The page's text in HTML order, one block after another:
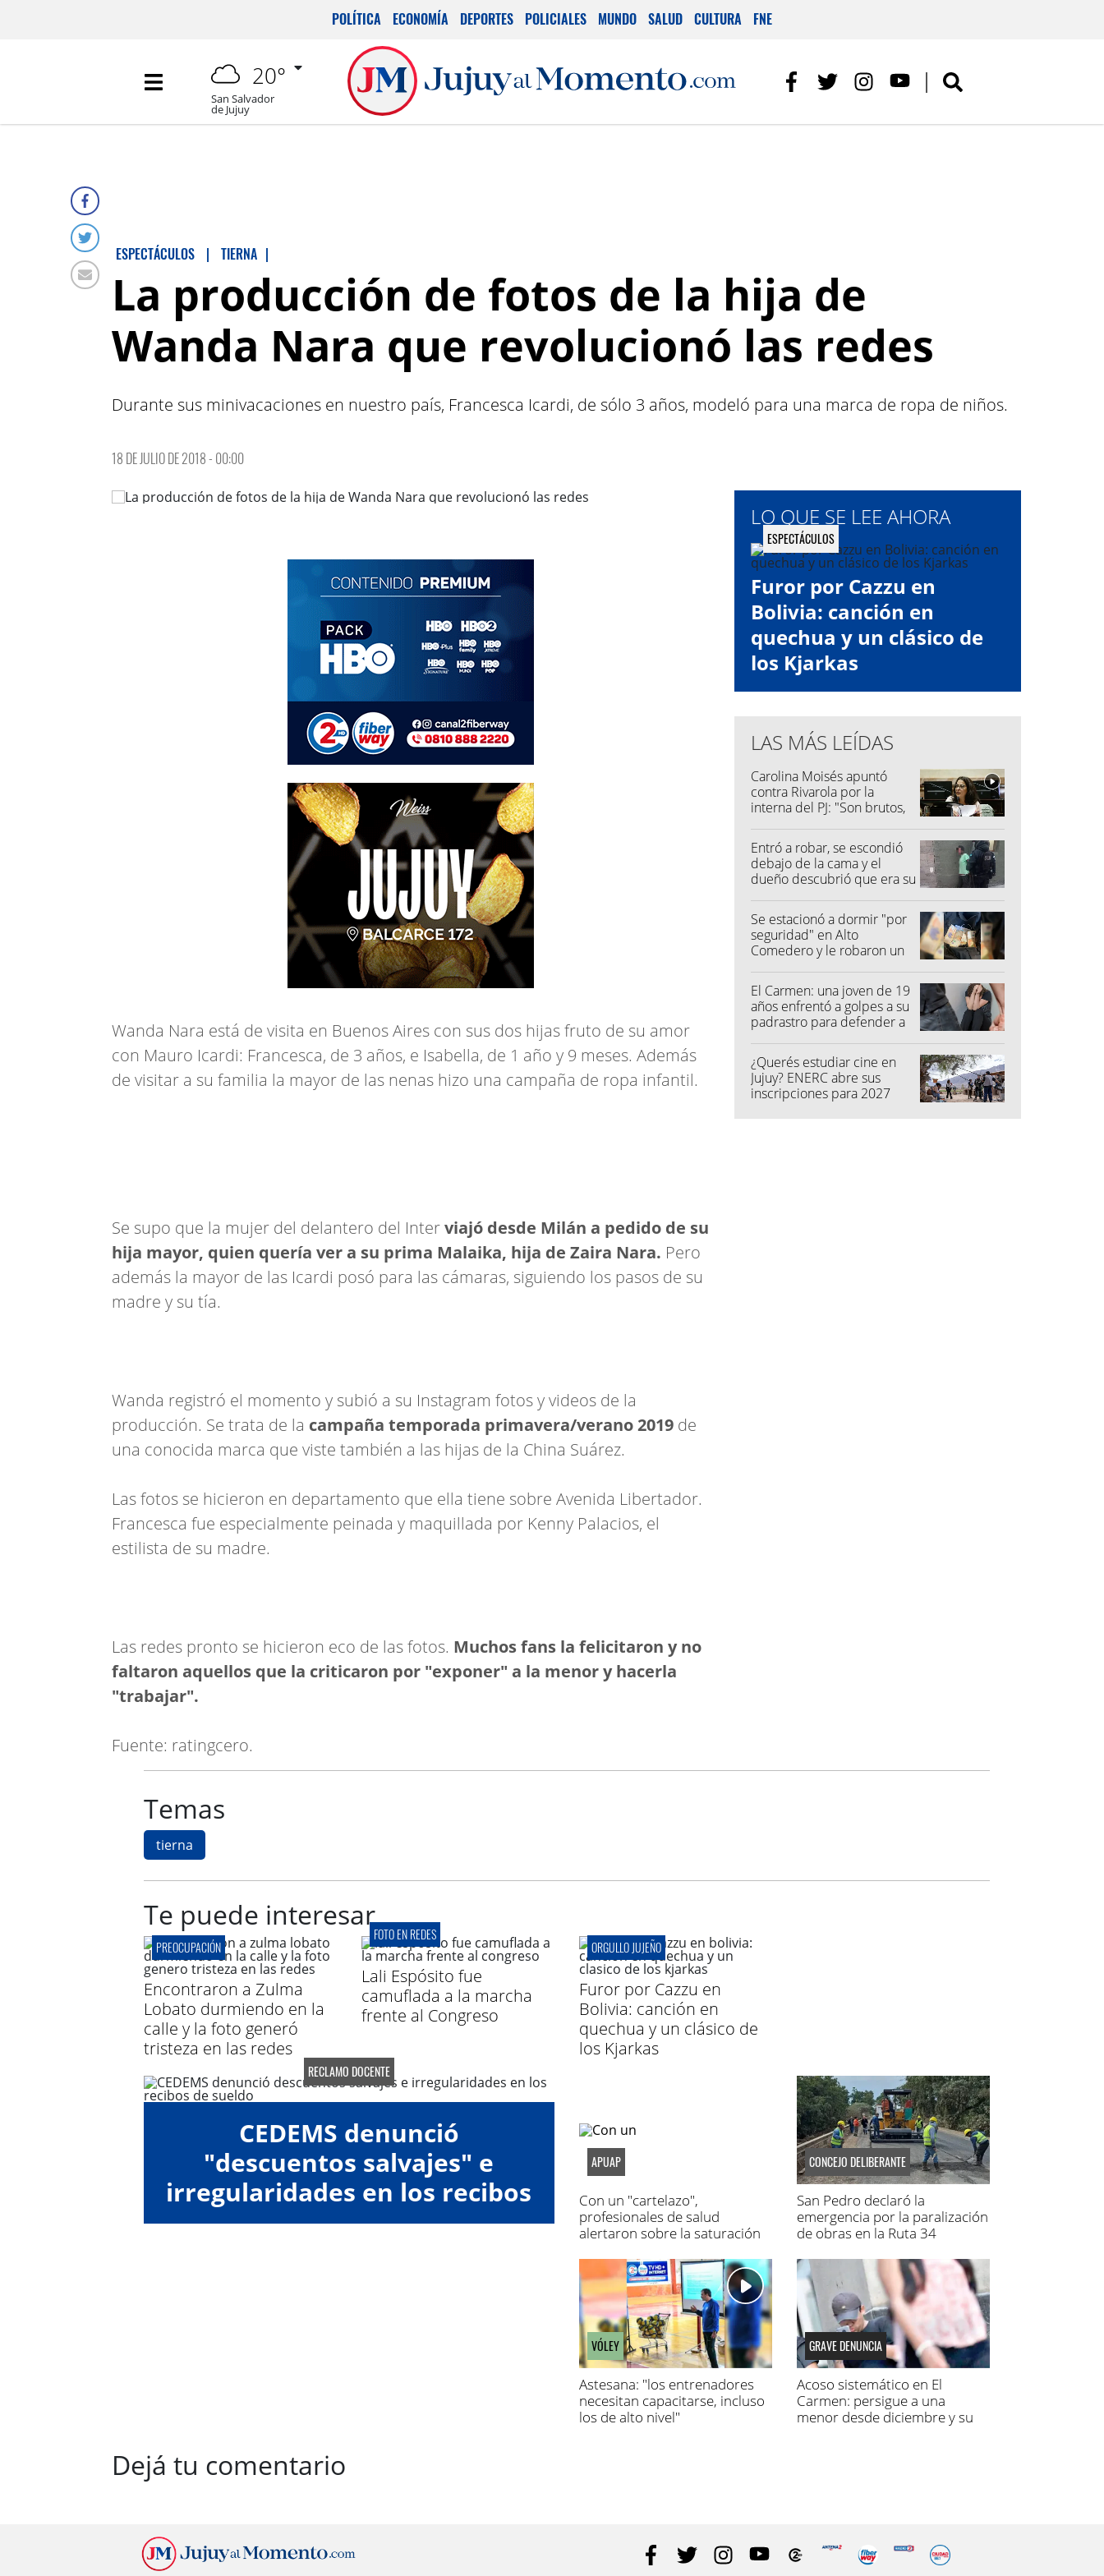
POLÍTICA ECONOMÍA DEPORTES POLICIALES MUNDO SALUD CULTURA FNE
20°
San Salvador
de Jujuy
ESPECTÁCULOS | TIERNA |
La producción de fotos de la hija de
Wanda Nara que revolucionó las redes
Durante sus minivacaciones en nuestro país, Francesca Icardi, de sólo 3 años, modeló para una marca de ropa de niños.
18 DE JULIO DE 2018 - 00:00
Wanda Nara está de visita en Buenos Aires con sus dos hijas fruto de su amor
con Mauro Icardi: Francesca, de 3 años, e Isabella, de 1 año y 9 meses. Además
de visitar a su familia la mayor de las nenas hizo una campaña de ropa infantil.
Se supo que la mujer del delantero del Interviajó desde Milán a pedido de su
hija mayor, quien quería ver a su prima Malaika, hija de Zaira Nara. Pero
además la mayor de las Icardi posó para las cámaras, siguiendo los pasos de su
madre y su tía.
Wanda registró el momento y subió a su Instagram fotos y videos de la
producción. Se trata de la campaña temporada primavera/verano 2019 de
una conocida marca que viste también a las hijas de la China Suárez.
Las fotos se hicieron en departamento que ella tiene sobre Avenida Libertador.
Francesca fue especialmente peinada y maquillada por Kenny Palacios, el
estilista de su madre.
Las redes pronto se hicieron eco de las fotos. Muchos fans la felicitaron y no
faltaron aquellos que la criticaron por "exponer" a la menor y hacerla
"trabajar".
Fuente: ratingcero.
LO QUE SE LEE AHORA
ESPECTÁCULOS
Furor por Cazzu en
Bolivia: canción en
quechua y un clásico de
los Kjarkas
LAS MÁS LEÍDAS
Carolina Moisés apuntó
contra Rivarola por la
interna del PJ: "Son brutos,
Entró a robar, se escondió
debajo de la cama y el
dueño descubrió que era su
Se estacionó a dormir "por
seguridad" en Alto
Comedero y le robaron un
El Carmen: una joven de 19
años enfrentó a golpes a su
padrastro para defender a
¿Querés estudiar cine en
Jujuy? ENERC abre sus
inscripciones para 2027
Temas
tierna
Te puede interesar
PREOCUPACIÓN
Encontraron a Zulma
Lobato durmiendo en la
calle y la foto generó
tristeza en las redes
FOTO EN REDES
Lali Espósito fue
camuflada a la marcha
frente al Congreso
ORGULLO JUJEÑO
Furor por Cazzu en
Bolivia: canción en
quechua y un clásico de
los Kjarkas
RECLAMO DOCENTE
CEDEMS denunció
"descuentos salvajes" e
irregularidades en los recibos
de sueldo
APUAP
Con un "cartelazo",
profesionales de salud
alertaron sobre la saturación
CONCEJO DELIBERANTE
San Pedro declaró la
emergencia por la paralización
de obras en la Ruta 34
VÓLEY
Astesana: "los entrenadores
necesitan capacitarse, incluso
los de alto nivel"
GRAVE DENUNCIA
Acoso sistemático en El
Carmen: persigue a una
menor desde diciembre y su
Dejá tu comentario